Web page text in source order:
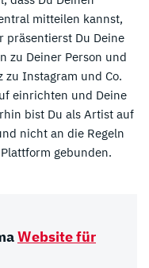
mitteilen kannst,
präsentierst Du Deine
zu Deiner Person und
zu Instagram und Co.
einrichten und Deine
bist Du als Artist auf
nicht an die Regeln
gebunden.
Website für